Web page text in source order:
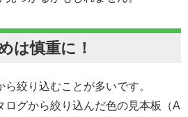
は慎重に！
絞り込むことが多いです。
ログから絞り込んだ色の見本板（A